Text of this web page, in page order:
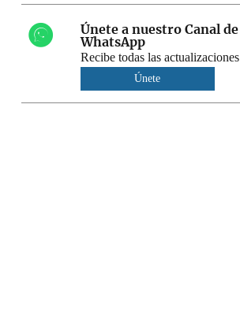
Únete a nuestro Canal de
WhatsApp
Recibe todas las actualizaciones
Únete